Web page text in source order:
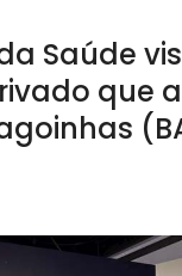
Saúde
que